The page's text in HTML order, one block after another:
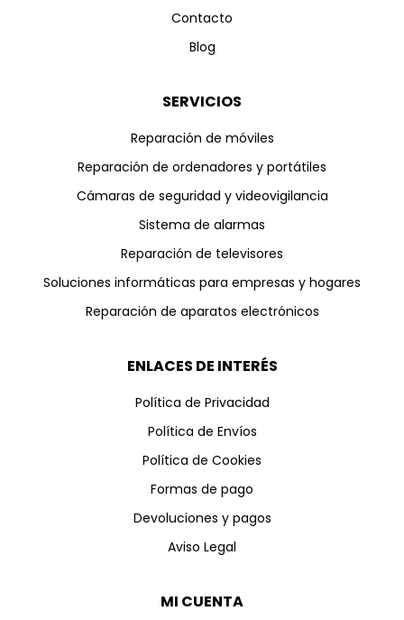
Contacto
Blog
SERVICIOS
Reparación de móviles
Reparación de ordenadores y portátiles
Cámaras de seguridad y videovigilancia
Sistema de alarmas
Reparación de televisores
Soluciones informáticas para empresas y hogares
Reparación de aparatos electrónicos
ENLACES DE INTERÉS
Política de Privacidad
Política de Envíos
Política de Cookies
Formas de pago
Devoluciones y pagos
Aviso Legal
MI CUENTA